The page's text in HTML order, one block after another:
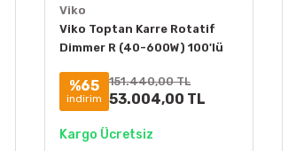
Viko
Viko Toptan Karre Rotatif
Dimmer R (40-600W) 100'lü
90967047
%65
indirim
151.440,00 TL
53.004,00 TL
Kargo Ücretsiz